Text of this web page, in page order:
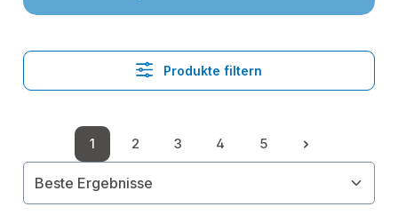
Produkte filtern
Seite
1
Seite
2
Seite
3
Seite
4
Seite
5